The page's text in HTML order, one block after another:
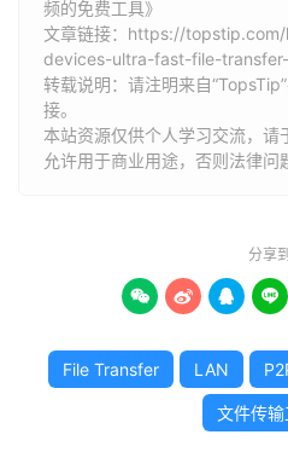
频的免费工具》
文章链接： https://
devices-ultra-fast-file-
转载说明：请注明来自
接。
本站资源仅供个人学习交流，
允许用于商业用途，否则法律问
分享到
   
File Transfer LAN
文件传输